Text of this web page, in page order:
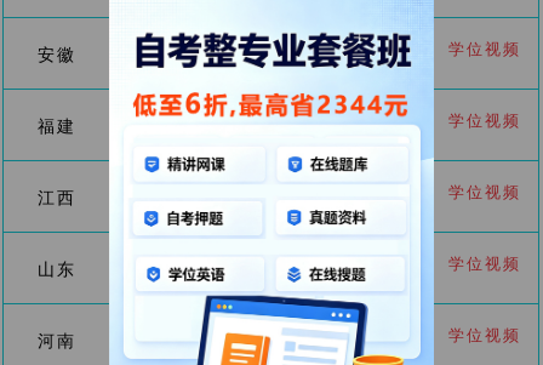
安徽 3月3日起 4月8-25日
安徽学位申
请
学位视频
福建 -
福建学位申
请
学位视频
江西 4月9日起
江西学位申
学位视频
山东
6日
22-23日
学位视频
河南
仅下半年一
次
河南学位申
请
学位视频